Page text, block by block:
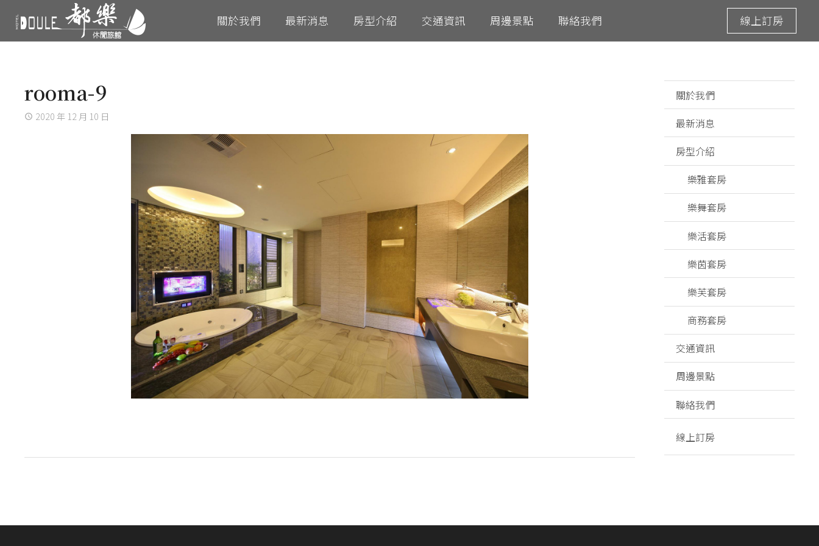
關於我們 最新消息 房型介紹 交通資訊 周邊景點 聯絡我們 線上訂房
rooma-9
access_time 2020 年 12 月 10 日
關於我們
最新消息
房型介紹
樂雅套房
樂舞套房
樂活套房
樂茵套房
樂芙套房
商務套房
交通資訊
周邊景點
聯絡我們
線上訂房